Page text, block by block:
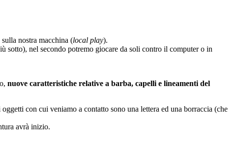
nostra macchina (local play).
nel secondo potremo giocare da soli contro il computer o in
nuove caratteristiche relative a barba, capelli e lineamenti del
con cui veniamo a contatto sono una lettera ed una borraccia (che
avrà inizio.